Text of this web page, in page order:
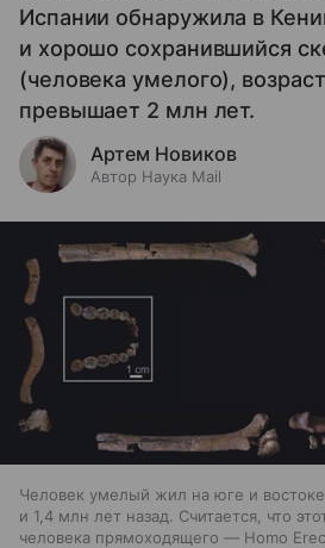
Испании обнаружила в
и хорошо сохранившийся
(человека умелого),
превышает 2 млн лет.
Артем Новиков
Автор Наука Mail
Человек умелый жил на юге и
и 1,4 млн лет назад. Считается, что
человека прямоходящего — Homo